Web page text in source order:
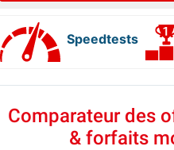
Speedtests
Comparateur des
& forfaits